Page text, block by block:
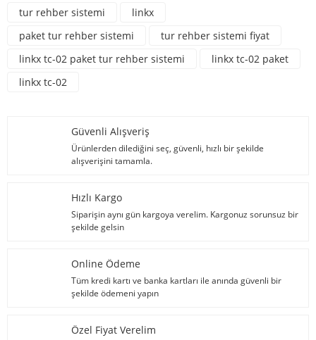
tur rehber sistemi
linkx
paket tur rehber sistemi
tur rehber sistemi fiyat
linkx tc-02 paket tur rehber sistemi
linkx tc-02 paket
linkx tc-02
Güvenli Alışveriş
Ürünlerden dilediğini seç, güvenli, hızlı bir şekilde
alışverişini tamamla.
Hızlı Kargo
Siparişin aynı gün kargoya verelim. Kargonuz sorunsuz bir
şekilde gelsin
Online Ödeme
Tüm kredi kartı ve banka kartları ile anında güvenli bir
şekilde ödemeni yapın
Özel Fiyat Verelim